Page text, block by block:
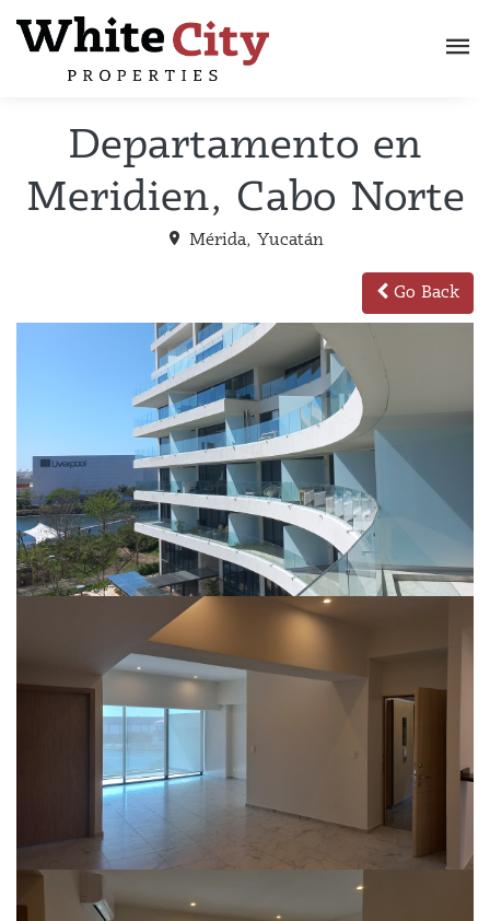
Departamento en
Meridien, Cabo Norte
Mérida, Yucatán
Go Back